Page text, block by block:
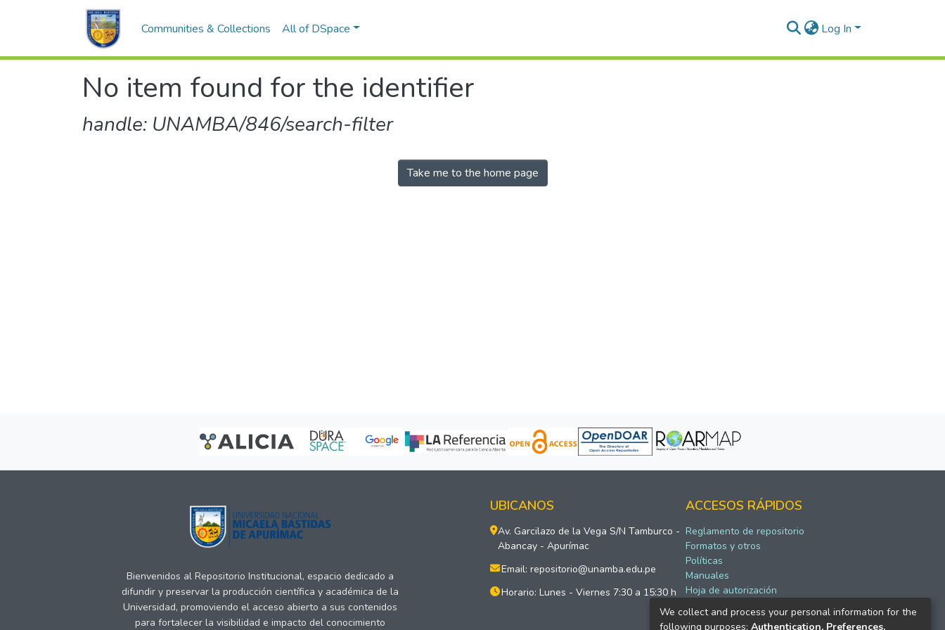
Communities & Collections All of DSpace Log In
No item found for the identifier
handle: UNAMBA/846/search-filter
Take me to the home page
Bienvenidos al Repositorio Institucional, espacio dedicado a
difundir y preservar la producción científica y académica de la
Universidad, promoviendo el acceso abierto a sus contenidos
para fortalecer la visibilidad e impacto del conocimiento
UBICANOS
Av. Garcilazo de la Vega S/N Tamburco -
Abancay - Apurímac
Email: repositorio@unamba.edu.pe
Horario: Lunes - Viernes 7:30 a 15:30 h
ACCESOS RÁPIDOS
Reglamento de repositorio
Formatos y otros
Políticas
Manuales
Hoja de autorización
We collect and process your personal information for the
following purposes: Authentication, Preferences,